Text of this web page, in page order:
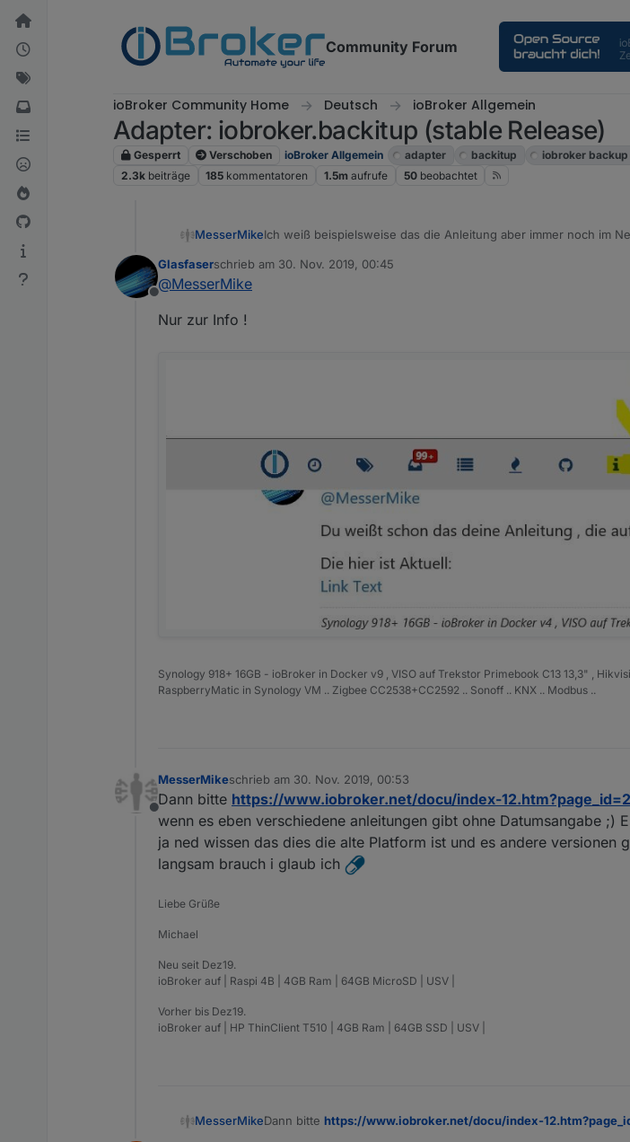
Weiter zum Inhalt
Community Forum
ioBroker Community Home Deutsch ioBroker Allgemein
Adapter: iobroker.backitup (stable Release)
Gesperrt Verschoben ioBroker Allgemein adapter backitup iobroker backup
2.3k beiträge 185 kommentatoren 1.5m aufrufe 50 beobachtet
MesserMikeIch weiß beispielsweise das die Anleitung aber immer noch im
Siehst du? Und der Normaluser kann nicht differenzieren und
ich schaus mir gleich an...
Offline
Glasfaserschrieb am 30. Nov. 2019, 00:45
zuletzt editiert von
@MesserMike
Nur zur Info !
Synology 918+ 16GB - ioBroker in Docker v9 , VISO auf Trekstor Primebook C13 13,3" ,
RaspberryMatic in Synology VM .. Zigbee CC2538+CC2592 .. Sonoff .. KNX .. Modbus ..
Offline
MesserMikeschrieb am 30. Nov. 2019, 00:53
zuletzt editiert von
Dann bitte https://www.iobroker.net/docu/index-
wenn es eben verschiedene anleitungen gibt ohne Datumsangabe ;)
ja ned wissen das dies die alte Platform ist und es andere versionen
langsam brauch i glaub ich
Liebe Grüße
Michael
Neu seit Dez19.
ioBroker auf | Raspi 4B | 4GB Ram | 64GB MicroSD | USV |
Vorher bis Dez19.
ioBroker auf | HP ThinClient T510 | 4GB Ram | 64GB SSD | USV |
MesserMikeDann bitte https://www.iobroker.net/docu/index-